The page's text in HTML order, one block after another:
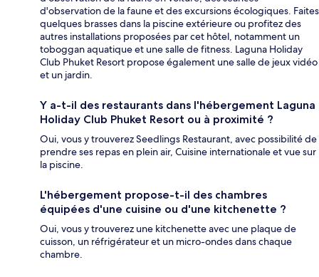
d'observation de la faune et des excursions écologiques. Faites
quelques brasses dans la piscine extérieure ou profitez des
autres installations proposées par cet hôtel, notamment un
toboggan aquatique et une salle de fitness. Laguna Holiday
Club Phuket Resort propose également une salle de jeux vidéo
et un jardin.
Y a-t-il des restaurants dans l'hébergement Laguna
Holiday Club Phuket Resort ou à proximité ?
Oui, vous y trouverez Seedlings Restaurant, avec possibilité de
prendre ses repas en plein air, Cuisine internationale et vue sur
la piscine.
L'hébergement propose-t-il des chambres
équipées d'une cuisine ou d'une kitchenette ?
Oui, vous y trouverez une kitchenette avec une plaque de
cuisson, un réfrigérateur et un micro-ondes dans chaque
chambre.